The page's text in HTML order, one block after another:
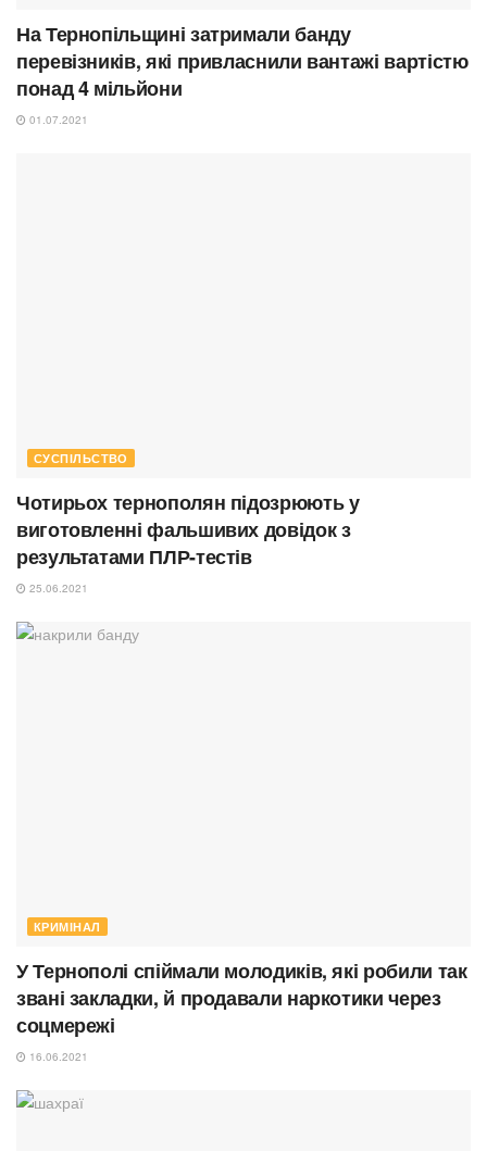
На Тернопільщині затримали банду
перевізників, які привласнили вантажі вартістю
понад 4 мільйони
01.07.2021
СУСПІЛЬСТВО
Чотирьох тернополян підозрюють у
виготовленні фальшивих довідок з
результатами ПЛР-тестів
25.06.2021
КРИМІНАЛ
У Тернополі спіймали молодиків, які робили так
звані закладки, й продавали наркотики через
соцмережі
16.06.2021